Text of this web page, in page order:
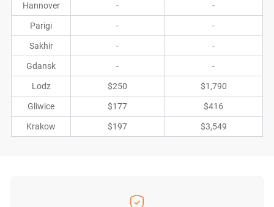
Hannover - -
Parigi - -
Sakhir - -
Gdansk - -
Lodz $250 $1,790
Gliwice $177 $416
Krakow $197 $3,549